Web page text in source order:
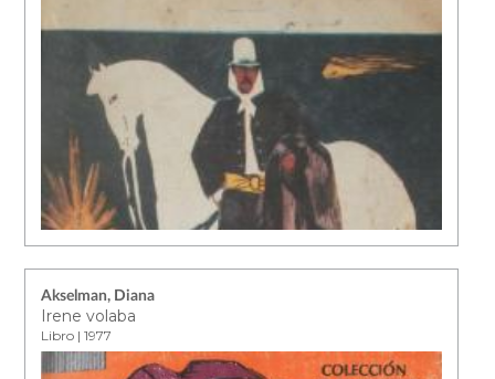
Akselman, Diana
Irene volaba
Libro | 1977